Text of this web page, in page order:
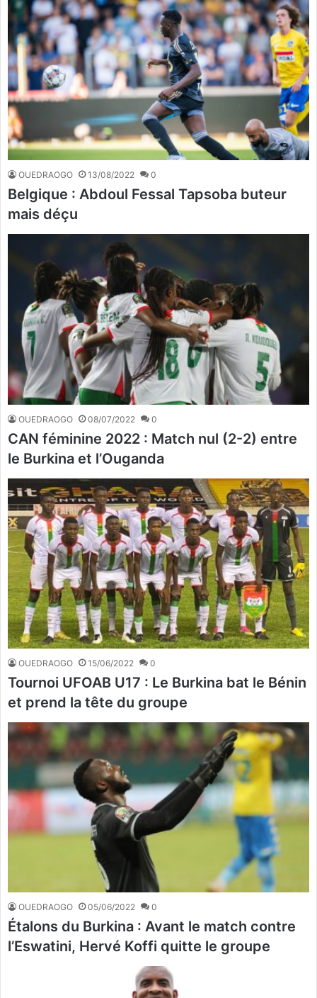
OUEDRAOGO 13/08/2022 0
Belgique : Abdoul Fessal Tapsoba buteur
mais déçu
OUEDRAOGO 08/07/2022 0
CAN féminine 2022 : Match nul (2-2) entre
le Burkina et l’Ouganda
OUEDRAOGO 15/06/2022 0
Tournoi UFOAB U17 : Le Burkina bat le Bénin
et prend la tête du groupe
OUEDRAOGO 05/06/2022 0
Étalons du Burkina : Avant le match contre
l’Eswatini, Hervé Koffi quitte le groupe